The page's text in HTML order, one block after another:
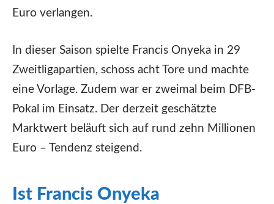
Euro verlangen.
In dieser Saison spielte Francis Onyeka in 29
Zweitligapartien, schoss acht Tore und machte
eine Vorlage. Zudem war er zweimal beim DFB-
Pokal im Einsatz. Der derzeit geschätzte
Marktwert beläuft sich auf rund zehn Millionen
Euro – Tendenz steigend.
Ist Francis Onyeka